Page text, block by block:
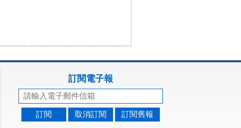
訂閱電子報
訂閱 取消訂閱 訂閱舊報